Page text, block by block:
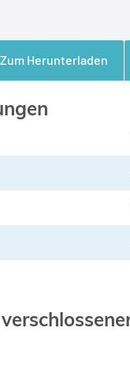
Zum Herunterladen